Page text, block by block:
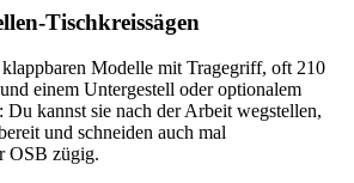
Tischkreissägen
Modelle mit Tragegriff, oft 210
einem Untergestell oder optionalem
kannst sie nach der Arbeit wegstellen,
und schneiden auch mal
OSB zügig.